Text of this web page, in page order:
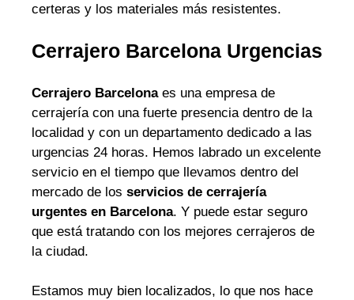
certeras y los materiales más resistentes.
Cerrajero Barcelona Urgencias
Cerrajero Barcelonaes una empresa de
cerrajería con una fuerte presencia dentro de la
localidad y con un departamento dedicado a las
urgencias 24 horas. Hemos labrado un excelente
servicio en el tiempo que llevamos dentro del
mercado de los servicios de cerrajería
urgentes en Barcelona. Y puede estar seguro
que está tratando con los mejores cerrajeros de
la ciudad.
Estamos muy bien localizados, lo que nos hace